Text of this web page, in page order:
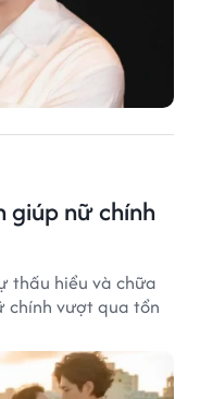
giúp nữ chính
thấu hiểu và chữa
chính vượt qua tổn